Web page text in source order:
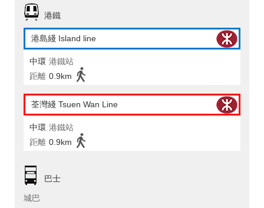
港鐵
港島綫 Island line
中環 港鐵站
距離 0.9km
荃灣綫 Tsuen Wan Line
中環 港鐵站
距離 0.9km
巴士
城巴